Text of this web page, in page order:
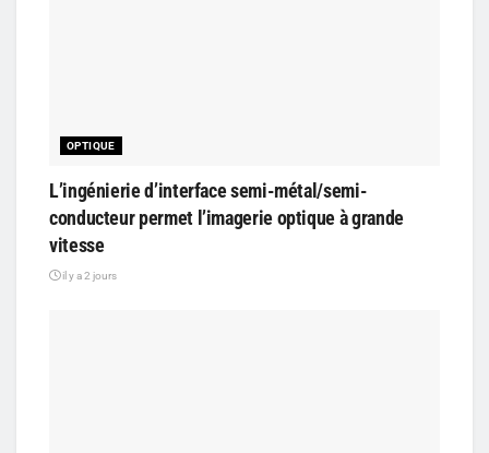
OPTIQUE
L’ingénierie d’interface semi-métal/semi-
conducteur permet l’imagerie optique à grande
vitesse
il y a 2 jours